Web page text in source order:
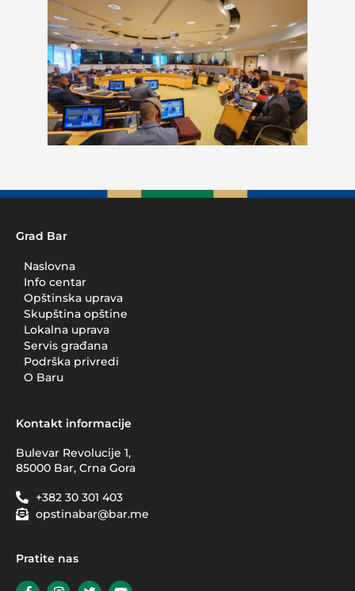
Grad Bar
Naslovna
Info centar
Opštinska uprava
Skupština opštine
Lokalna uprava
Servis građana
Podrška privredi
O Baru
Kontakt informacije
Bulevar Revolucije 1,
85000 Bar, Crna Gora
+382 30 301 403
opstinabar@bar.me
Pratite nas